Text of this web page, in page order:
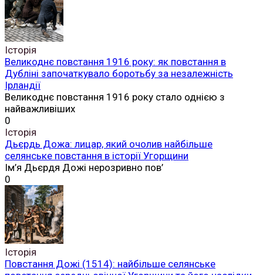
Історія
Великоднє повстання 1916 року: як повстання в
Дубліні започаткувало боротьбу за незалежність
Ірландії
Великоднє повстання 1916 року стало однією з
найважливіших
0
Історія
Дьєрдь Дожа: лицар, який очолив найбільше
селянське повстання в історії Угорщини
Ім’я Дьєрдя Дожі нерозривно пов’
0
Історія
Повстання Дожі (1514): найбільше селянське